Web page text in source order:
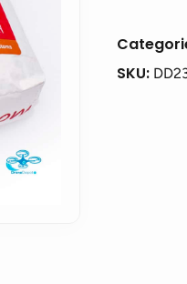
SKU: